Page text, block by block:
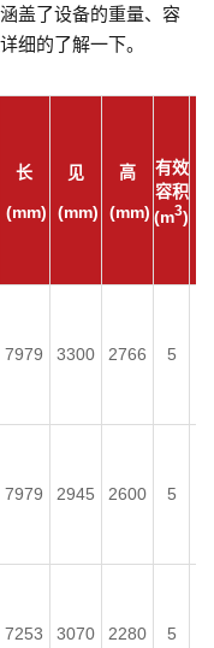
盖了设备的重量、容
细的了解一下。
长
(mm)
见
(mm)
高
(mm)
有效
容积
(m3)
7979 3300 2766 5
7979 2945 2600 5
7253 3070 2280 5